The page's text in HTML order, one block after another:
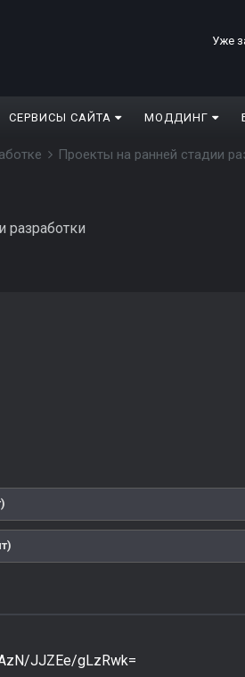
Уже
СЕРВИСЫ САЙТА МОДДИНГ
Проекты на ранней стадии
разработки
JJZEe/gLzRwk=